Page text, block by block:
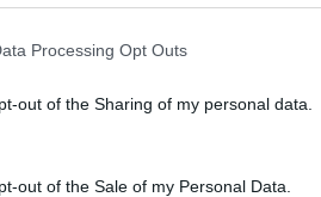
Processing Opt Outs
out of the Sharing of my personal data.
out of the Sale of my Personal Data.